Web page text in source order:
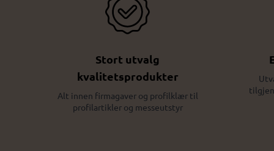
Stort utvalg
kvalitetsprodukter
Alt innen firmagaver og profilklær til
profilartikler og messeutstyr